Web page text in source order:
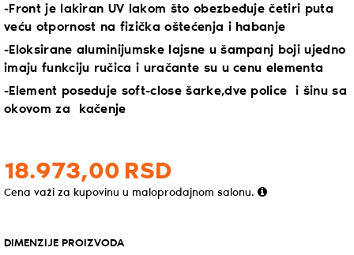
-Front je lakiran UV lakom što obezbeđuje četiri puta
veću otpornost na fizička oštećenja i habanje
-Eloksirane aluminijumske lajsne u šampanj boji ujedno
imaju funkciju ručica i uračante su u cenu elementa
-Element poseduje soft-close šarke,dve police i šinu sa
okovom za kačenje
18.973,00 RSD
Cena važi za kupovinu u maloprodajnom salonu.
DIMENZIJE PROIZVODA